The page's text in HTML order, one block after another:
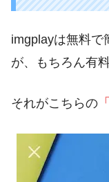
imgplayは無料で
が、もちろん有
それがこちらの